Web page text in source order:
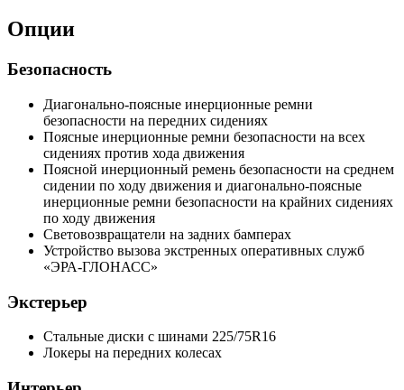
Опции
Безопасность
Диагонально-поясные инерционные ремни
безопасности на передних сидениях
Поясные инерционные ремни безопасности на всех
сидениях против хода движения
Поясной инерционный ремень безопасности на среднем
сидении по ходу движения и диагонально-поясные
инерционные ремни безопасности на крайних сидениях
по ходу движения
Световозвращатели на задних бамперах
Устройство вызова экстренных оперативных служб
«ЭРА-ГЛОНАСС»
Экстерьер
Стальные диски с шинами 225/75R16
Локеры на передних колесах